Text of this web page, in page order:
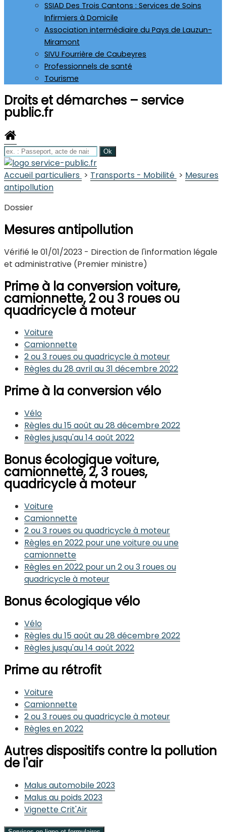
SSIAD Des Trois Cantons : Services de Soins
Infirmiers à Domicile
Association intermédiaire du Pays de Lauzun-
Miramont
SIVU Fourrière de Caubeyres
Professionnels de santé
Tourisme
Site
officiel
de la
Droits et démarches – service
public.fr
Accueil particuliers > Transports - Mobilité > Mesures
antipollution
Dossier
Mesures antipollution
Vérifié le 01/01/2023 - Direction de l'information légale
et administrative (Premier ministre)
Prime à la conversion voiture,
camionnette, 2 ou 3 roues ou
quadricycle à moteur
Voiture
Camionnette
2 ou 3 roues ou quadricycle à moteur
Règles du 28 avril au 31 décembre 2022
Prime à la conversion vélo
Vélo
Règles du 15 août au 28 décembre 2022
Règles jusqu'au 14 août 2022
Bonus écologique voiture,
camionnette, 2, 3 roues,
quadricycle à moteur
Voiture
Camionnette
2 ou 3 roues ou quadricycle à moteur
Règles en 2022 pour une voiture ou une
camionnette
Règles en 2022 pour un 2 ou 3 roues ou
quadricycle à moteur
Bonus écologique vélo
Vélo
Règles du 15 août au 28 décembre 2022
Règles jusqu'au 14 août 2022
Prime au rétrofit
Voiture
Camionnette
2 ou 3 roues ou quadricycle à moteur
Règles en 2022
Autres dispositifs contre la pollution
de l'air
Malus automobile 2023
Malus au poids 2023
Vignette Crit'Air